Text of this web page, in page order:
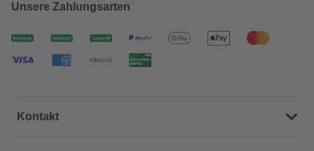
Unsere Zahlungsarten
Kontakt